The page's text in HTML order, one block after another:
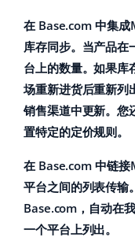
合作与合作伙伴
联系方式español (MX)
Français
Italiano
polski
português (BR)
română
在 Base.com 中集
库存同步。当产品在
台上的数量。如果库
场重新进货后重新列
销售渠道中更新。
置特定的定价规则。
在 Base.com 中链
平台之间的列表传输
Base.com，自动在
一个平台上列出。